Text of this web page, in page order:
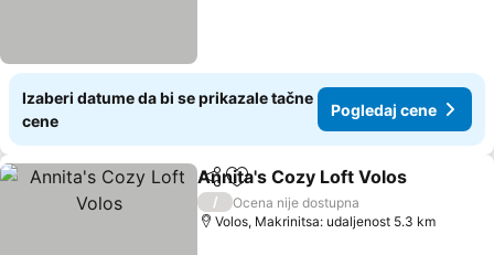
Izaberi datume da bi se prikazale tačne
cene
Pogledaj cene
Deli Dodati u favorite
Annita's Cozy Loft Volos
/
Ocena nije dostupna
Volos, Makrinitsa: udaljenost 5.3 km